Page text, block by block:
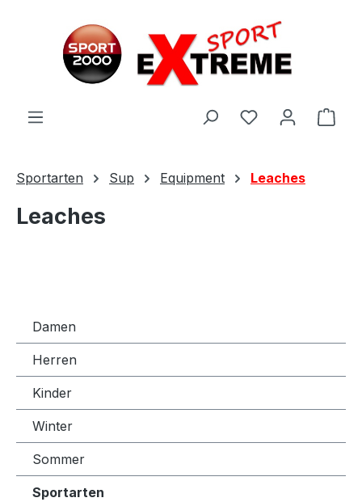
Sportarten Sup Equipment Leaches
Leaches
Damen
Herren
Kinder
Winter
Sommer
Sportarten